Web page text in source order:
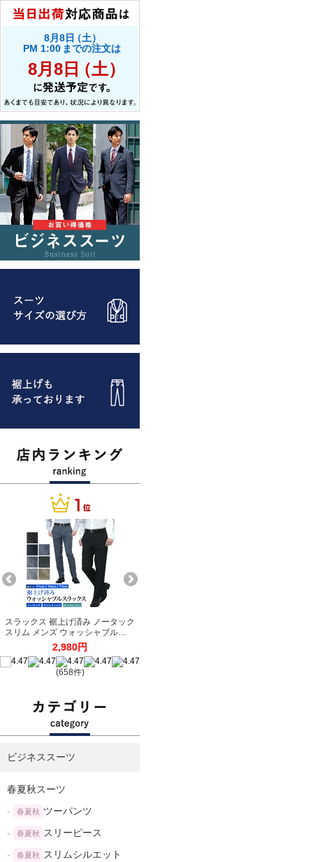
ビジネススーツ
春夏秋スーツ
春夏秋 ツーパンツ
春夏秋 スリーピース
春夏秋 スリムシルエット